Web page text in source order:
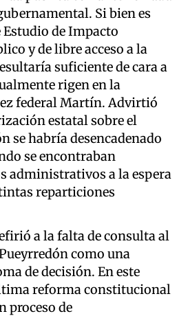
Si bien es
Estudio de Impacto
y de libre acceso a la
suficiente de cara a
rigen en la
federal Martín. Advirtió
estatal sobre el
se habría desencadenado
se encontraban
administrativos a la espera
reparticiones
a la falta de consulta al
como una
de decisión. En este
reforma constitucional
proceso de